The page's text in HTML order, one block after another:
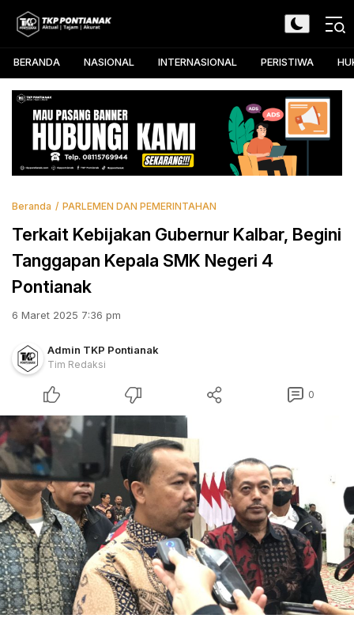
TKP Pontianak
Aktual, Tajam, dan Akurat
BERANDA NASIONAL INTERNASIONAL PERISTIWA
Beranda PARLEMEN DAN PEMERINTAHAN
Terkait Kebijakan Gubernur Kalbar, Begini
Tanggapan Kepala SMK Negeri 4
Pontianak
6 Maret 2025 7:36 pm
Admin TKP Pontianak
Tim Redaksi
0